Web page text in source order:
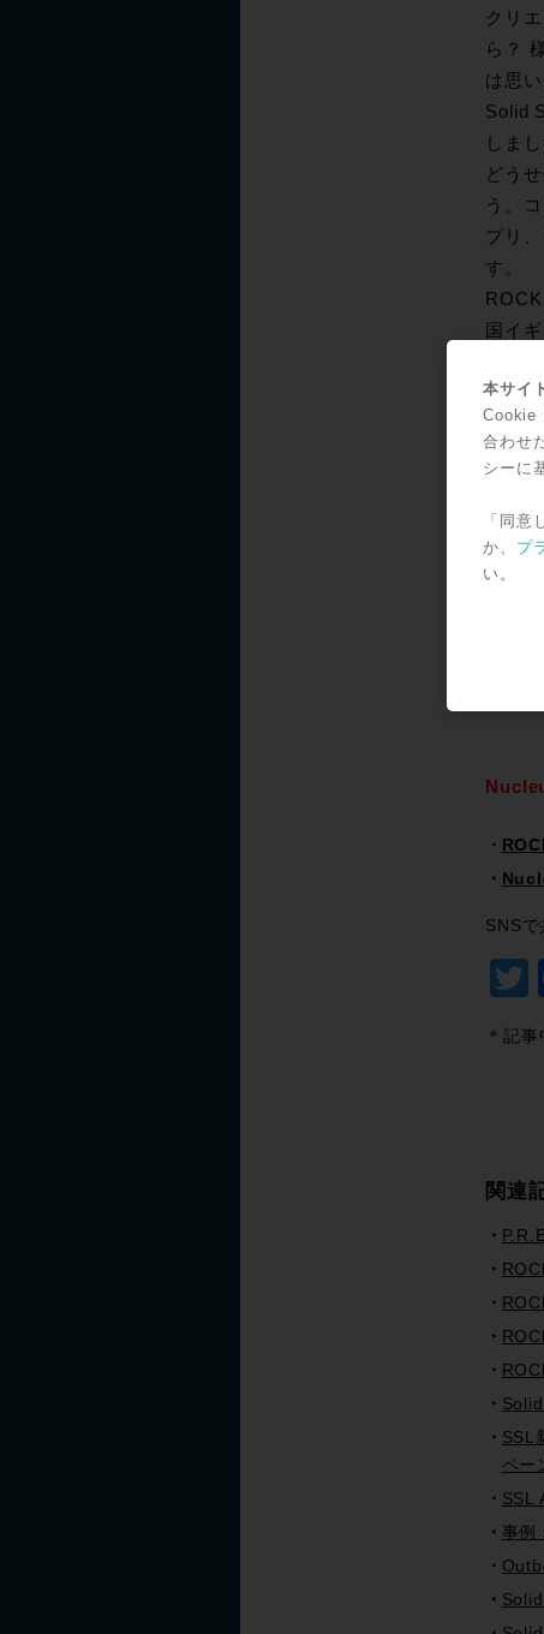
クリ
ら？
は思
Solid
しまし
どう
う。
プリ
す。
国イ
さあ
実践
実践
SSL
SNSで
＊記
関連
SSL
ペー
SSL
事例
本サイ
Cookie
合わせ
シーに
「同
か、 プ
い。